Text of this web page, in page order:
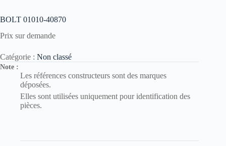
BOLT 01010-40870
Prix sur demande
Catégorie : Non classé
Note :
Les références constructeurs sont des marques
déposées.
Elles sont utilisées uniquement pour identification des
pièces.